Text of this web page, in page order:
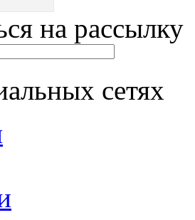
на рассылку
сетях